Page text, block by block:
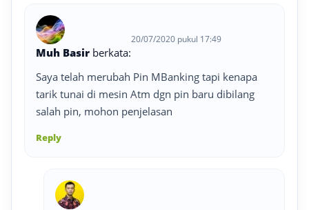
Muh Basir berkata:
20/07/2020 pukul 17:49
Saya telah merubah Pin MBanking tapi kenapa
tarik tunai di mesin Atm dgn pin baru dibilang
salah pin, mohon penjelasan
Reply